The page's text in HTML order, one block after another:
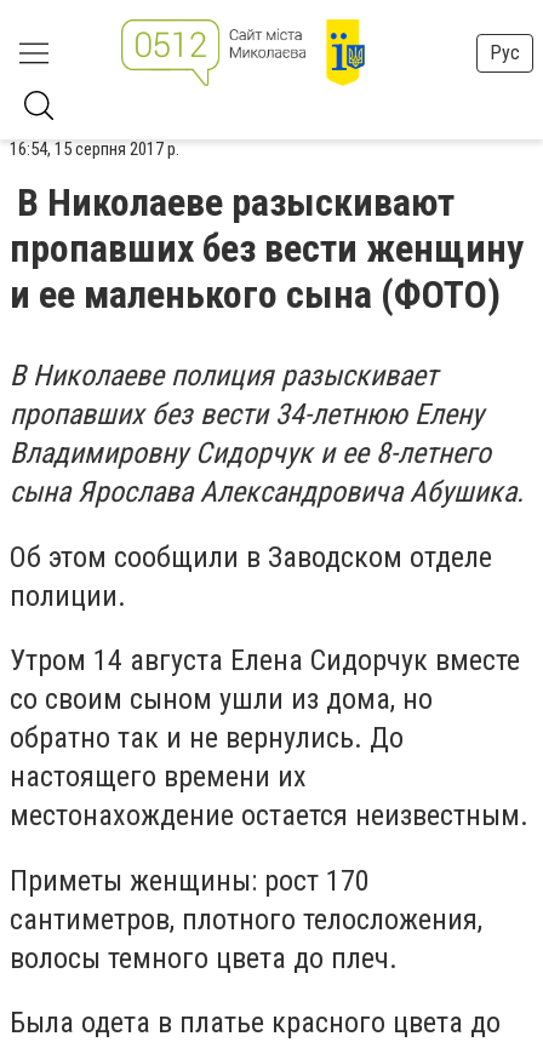
Рус
16:54, 15 серпня 2017 р.
В Николаеве разыскивают
пропавших без вести женщину
и ее маленького сына (ФОТО)
В Николаеве полиция разыскивает
пропавших без вести 34-летнюю Елену
Владимировну Сидорчук и ее 8-летнего
сына Ярослава Александровича Абушика.
Об этом сообщили в Заводском отделе
полиции.
Утром 14 августа Елена Сидорчук вместе
со своим сыном ушли из дома, но
обратно так и не вернулись. До
настоящего времени их
местонахождение остается неизвестным.
Приметы женщины: рост 170
сантиметров, плотного телосложения,
волосы темного цвета до плеч.
Была одета в платье красного цвета до